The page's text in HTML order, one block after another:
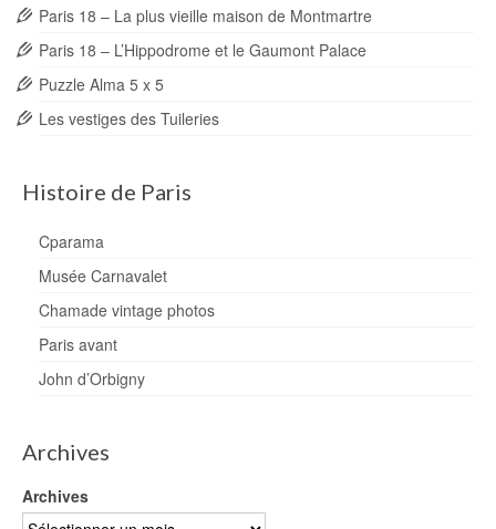
Paris 18 – La plus vieille maison de Montmartre
Paris 18 – L’Hippodrome et le Gaumont Palace
Puzzle Alma 5 x 5
Les vestiges des Tuileries
Histoire de Paris
Cparama
Musée Carnavalet
Chamade vintage photos
Paris avant
John d’Orbigny
Archives
Archives